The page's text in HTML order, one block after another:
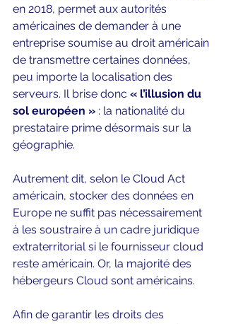
en 2018, permet aux autorités
américaines de demander à une
entreprise soumise au droit américain
de transmettre certaines données,
peu importe la localisation des
serveurs. Il brise donc « l’illusion du
sol européen » : la nationalité du
prestataire prime désormais sur la
géographie.
Autrement dit, selon le Cloud Act
américain, stocker des données en
Europe ne suffit pas nécessairement
à les soustraire à un cadre juridique
extraterritorial si le fournisseur cloud
reste américain. Or, la majorité des
hébergeurs Cloud sont américains.
Afin de garantir les droits des